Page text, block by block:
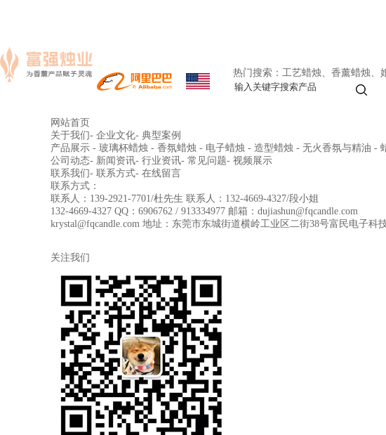
热门搜索：工艺蜡烛、香薰蜡烛、
网站首页
关于我们- 企业文化- 典型案例
产品展示 - 玻璃杯蜡烛 - 香氛蜡烛 - 电子蜡烛 - 造型蜡烛 - 无火香氛与精油 -
公司动态- 新闻资讯- 行业资讯- 常见问题- 视频展示
联系我们- 联系方式- 在线留言
联系方式：
联系人：139-2921-7701/杜先生 联系人：132-4669-4327/段小姐
132-4669-4327 QQ：6906762 / 913334977 邮箱：dujiashun@fqcandle.com
krystal@fqcandle.com 地址：东莞市东城街道横岭工业区二街38号富民电子科
关注我们